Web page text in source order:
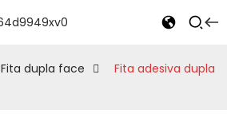
Fita dupla face
Fita adesiva dupla